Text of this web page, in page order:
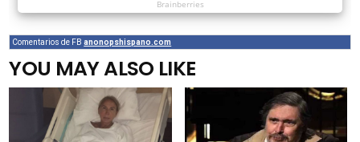
Comentarios de FBanonopshispano.com
YOU MAY ALSO LIKE